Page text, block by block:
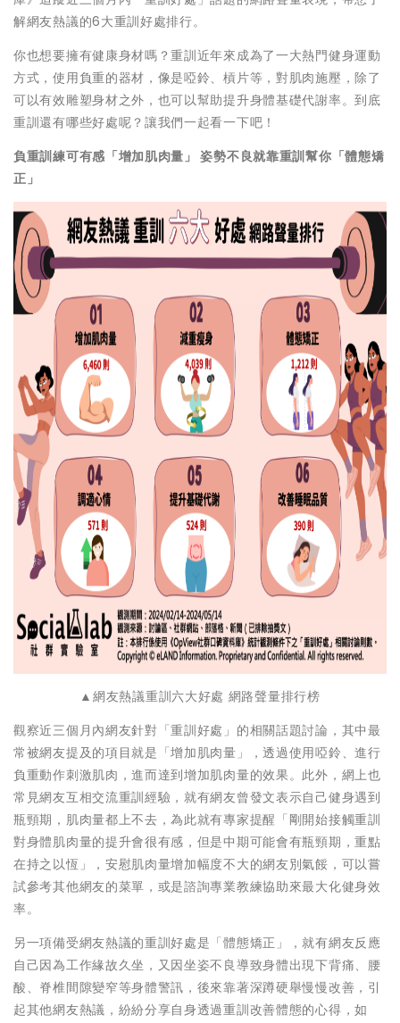
解網友熱議的6大重訓好處排行。
你也想要擁有健康身材嗎？重訓近年來成為了一大熱門健身運動
方式，使用負重的器材，像是啞鈴、槓片等，對肌肉施壓，除了
可以有效雕塑身材之外，也可以幫助提升身體基礎代謝率。到底
重訓還有哪些好處呢？讓我們一起看一下吧！
負重訓練可有感「增加肌肉量」 姿勢不良就靠重訓幫你「體態矯
正」
▲網友熱議重訓六大好處 網路聲量排行榜
觀察近三個月內網友針對「重訓好處」的相關話題討論，其中最
常被網友提及的項目就是「增加肌肉量」，透過使用啞鈴、進行
負重動作刺激肌肉，進而達到增加肌肉量的效果。此外，網上也
常見網友互相交流重訓經驗，就有網友曾發文表示自己健身遇到
瓶頸期，肌肉量都上不去，為此就有專家提醒「剛開始接觸重訓
對身體肌肉量的提升會很有感，但是中期可能會有瓶頸期，重點
在持之以恆」，安慰肌肉量增加幅度不大的網友別氣餒，可以嘗
試參考其他網友的菜單，或是諮詢專業教練協助來最大化健身效
率。
另一項備受網友熱議的重訓好處是「體態矯正」，就有網友反應
自己因為工作緣故久坐，又因坐姿不良導致身體出現下背痛、腰
酸、脊椎間隙變窄等身體警訊，後來靠著深蹲硬舉慢慢改善，引
起其他網友熱議，紛紛分享自身透過重訓改善體態的心得，如